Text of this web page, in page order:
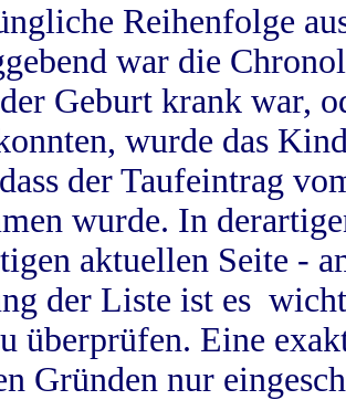
Reihenfolge
war die
Geburt krank war,
wurde das
der Taufeintrag
wurde. In
aktuellen Seite -
der Liste ist es
überprüfen. Eine
Gründen nur